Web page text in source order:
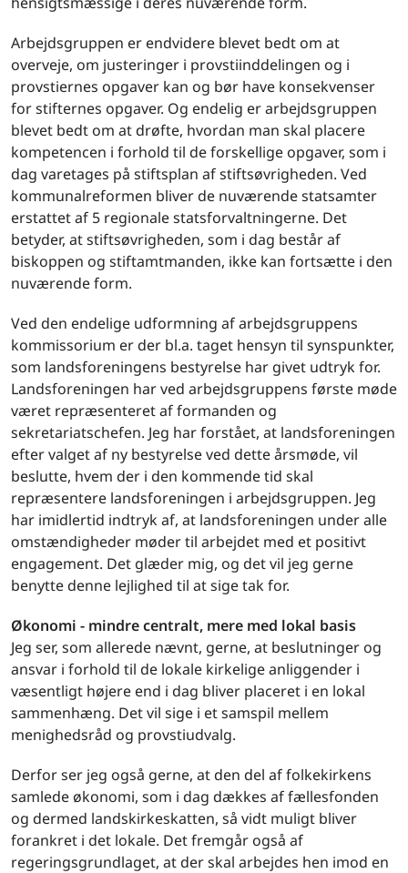
Arbejdsgruppen er endvidere blevet bedt om at
overveje, om justeringer i provstiinddelingen og i
provstiernes opgaver kan og bør have konsekvenser
for stifternes opgaver. Og endelig er arbejdsgruppen
blevet bedt om at drøfte, hvordan man skal placere
kompetencen i forhold til de forskellige opgaver, som i
dag varetages på stiftsplan af stiftsøvrigheden. Ved
kommunalreformen bliver de nuværende statsamter
erstattet af 5 regionale statsforvaltningerne. Det
betyder, at stiftsøvrigheden, som i dag består af
biskoppen og stiftamtmanden, ikke kan fortsætte i den
nuværende form.
Ved den endelige udformning af arbejdsgruppens
kommissorium er der bl.a. taget hensyn til synspunkter,
som landsforeningens bestyrelse har givet udtryk for.
Landsforeningen har ved arbejdsgruppens første møde
været repræsenteret af formanden og
sekretariatschefen. Jeg har forstået, at landsforeningen
efter valget af ny bestyrelse ved dette årsmøde, vil
beslutte, hvem der i den kommende tid skal
repræsentere landsforeningen i arbejdsgruppen. Jeg
har imidlertid indtryk af, at landsforeningen under alle
omstændigheder møder til arbejdet med et positivt
engagement. Det glæder mig, og det vil jeg gerne
benytte denne lejlighed til at sige tak for.
Økonomi - mindre centralt, mere med lokal basis
Jeg ser, som allerede nævnt, gerne, at beslutninger og
ansvar i forhold til de lokale kirkelige anliggender i
væsentligt højere end i dag bliver placeret i en lokal
sammenhæng. Det vil sige i et samspil mellem
menighedsråd og provstiudvalg.
Derfor ser jeg også gerne, at den del af folkekirkens
samlede økonomi, som i dag dækkes af fællesfonden
og dermed landskirkeskatten, så vidt muligt bliver
forankret i det lokale. Det fremgår også af
regeringsgrundlaget, at der skal arbejdes hen imod en